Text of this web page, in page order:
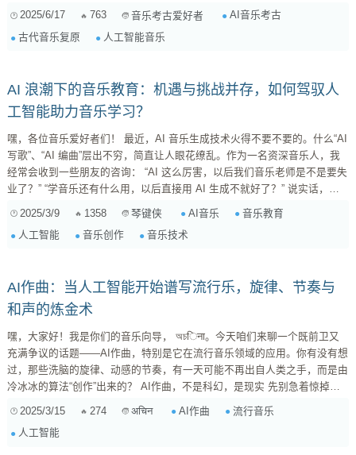
的方法，研究古代音乐的形态、演奏方式和社会功能。然而，这项研究充满
2025/6/17 763 音乐考古爱好者
AI音乐考古
古代音乐复原
人工智能音乐
AI 浪潮下的音乐教育：机遇与挑战并存，如何驾驭人
工智能助力音乐学习？
嘿，各位音乐爱好者们！ 最近，AI 音乐生成技术火得不要不要的。什么“AI
写歌”、“AI 编曲”层出不穷，简直让人眼花缭乱。作为一名资深音乐人，我
经常会收到一些朋友的咨询： “AI 这么厉害，以后我们音乐老师是不是要失
业了？” “学音乐还有什么用，以后直接用 AI 生成不就好了？” 说实话，每
教育吗？它会对我们的音乐学习带来什么影响呢？今天，我们就来聊聊这个
话题。 一、AI 音乐生成技术：是什么？能做什么？ 首先，我们得搞清楚
2025/3/9 1358 琴键侠 AI音乐
音乐教育
人工智能
音乐创作 音乐技术
AI作曲：当人工智能开始谱写流行乐，旋律、节奏与
和声的炼金术
嘿，大家好！我是你们的音乐向导， অচिना。今天咱们来聊一个既前卫又
充满争议的话题——AI作曲，特别是它在流行音乐领域的应用。你有没有想
过，那些洗脑的旋律、动感的节奏，有一天可能不再出自人类之手，而是由
冷冰冰的算法“创作”出来的？ AI作曲，不是科幻，是现实 先别急着惊掉下
巴。AI作曲早已不是什么新鲜事儿了。从早期的简单旋律生成，到如今能够
独立完成编曲、配器的复杂系统，AI在音乐创作领域的进步速度，简直可以
2025/3/15 274 अचिन AI作曲
流行音乐
人工智能